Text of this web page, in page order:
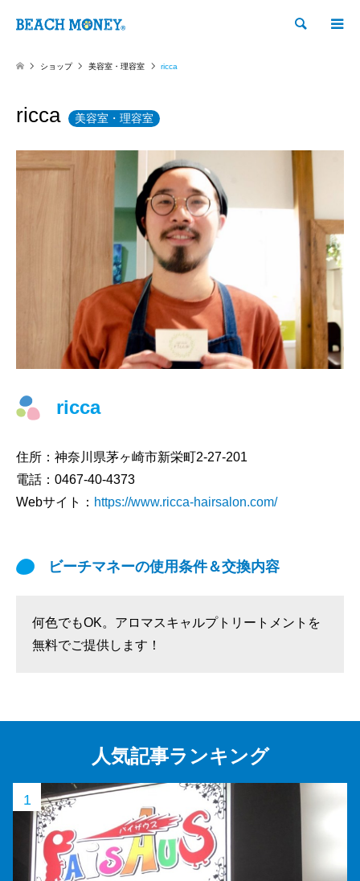
検索
ショップ 美容室・理容室 ricca
ricca 美容室・理容室
ricca
住所： 神奈川県茅ヶ崎市新栄町2-27-201
電話： 0467-40-4373
Webサイト： https://www.ricca-hairsalon.com/
ビーチマネーの使用条件＆交換内容
何色でもOK。アロマスキャルプトリートメントを
無料でご提供します！
人気記事ランキング
1